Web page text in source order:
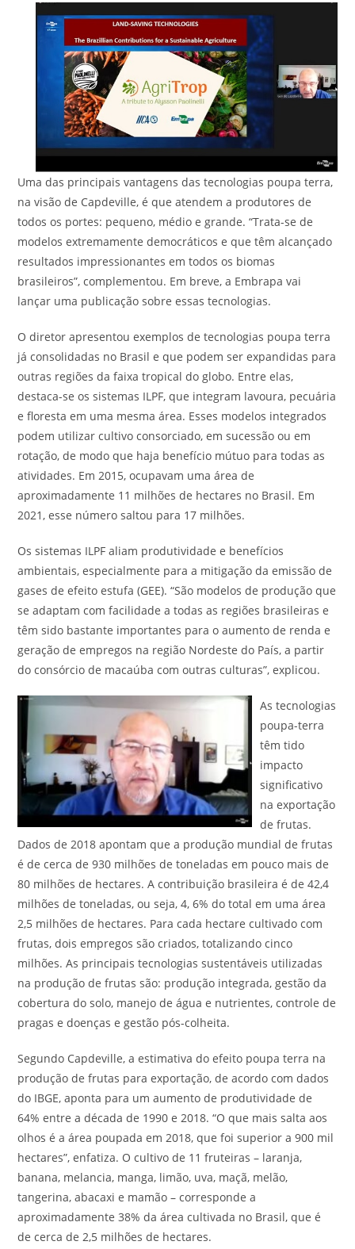
Uma das principais vantagens das tecnologias poupa terra,
na visão de Capdeville, é que atendem a produtores de
todos os portes: pequeno, médio e grande. “Trata-se de
modelos extremamente democráticos e que têm alcançado
resultados impressionantes em todos os biomas
brasileiros”, complementou. Em breve, a Embrapa vai
lançar uma publicação sobre essas tecnologias.
O diretor apresentou exemplos de tecnologias poupa terra
já consolidadas no Brasil e que podem ser expandidas para
outras regiões da faixa tropical do globo. Entre elas,
destaca-se os sistemas ILPF, que integram lavoura, pecuária
e floresta em uma mesma área. Esses modelos integrados
podem utilizar cultivo consorciado, em sucessão ou em
rotação, de modo que haja benefício mútuo para todas as
atividades. Em 2015, ocupavam uma área de
aproximadamente 11 milhões de hectares no Brasil. Em
2021, esse número saltou para 17 milhões.
Os sistemas ILPF aliam produtividade e benefícios
ambientais, especialmente para a mitigação da emissão de
gases de efeito estufa (GEE). “São modelos de produção que
se adaptam com facilidade a todas as regiões brasileiras e
têm sido bastante importantes para o aumento de renda e
geração de empregos na região Nordeste do País, a partir
do consórcio de macaúba com outras culturas”, explicou.
As tecnologias
poupa-terra
têm tido
impacto
significativo
na exportação
de frutas.
Dados de 2018 apontam que a produção mundial de frutas
é de cerca de 930 milhões de toneladas em pouco mais de
80 milhões de hectares. A contribuição brasileira é de 42,4
milhões de toneladas, ou seja, 4, 6% do total em uma área
2,5 milhões de hectares. Para cada hectare cultivado com
frutas, dois empregos são criados, totalizando cinco
milhões. As principais tecnologias sustentáveis utilizadas
na produção de frutas são: produção integrada, gestão da
cobertura do solo, manejo de água e nutrientes, controle de
pragas e doenças e gestão pós-colheita.
Segundo Capdeville, a estimativa do efeito poupa terra na
produção de frutas para exportação, de acordo com dados
do IBGE, aponta para um aumento de produtividade de
64% entre a década de 1990 e 2018. “O que mais salta aos
olhos é a área poupada em 2018, que foi superior a 900 mil
hectares”, enfatiza. O cultivo de 11 fruteiras – laranja,
banana, melancia, manga, limão, uva, maçã, melão,
tangerina, abacaxi e mamão – corresponde a
aproximadamente 38% da área cultivada no Brasil, que é
de cerca de 2,5 milhões de hectares.